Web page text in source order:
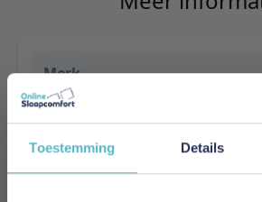
Toestemming Details
Merk
Innovation Living
EAN